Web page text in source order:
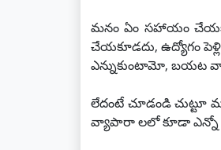
మనం ఏం సహాయం
చేయకూడదు, ఉద్యోగం
ఎన్నుకుంటామో, బయట
లేదంటే చూడండి
వ్యాపారా లలో కూడా